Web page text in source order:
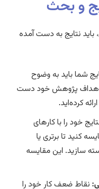
باید نتایج به دست آمده
شما باید به وضوح
اهداف پژوهش خود دست
کرده‌اید.
خود را با کارهای
کنید تا برتری یا
سازید. این مقایسه
نقاط ضعف کار خود را